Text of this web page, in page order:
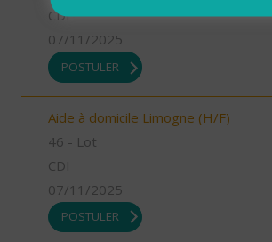
CDI
07/11/2025
POSTULER
Aide à domicile Limogne (H/F)
46 - Lot
CDI
07/11/2025
POSTULER